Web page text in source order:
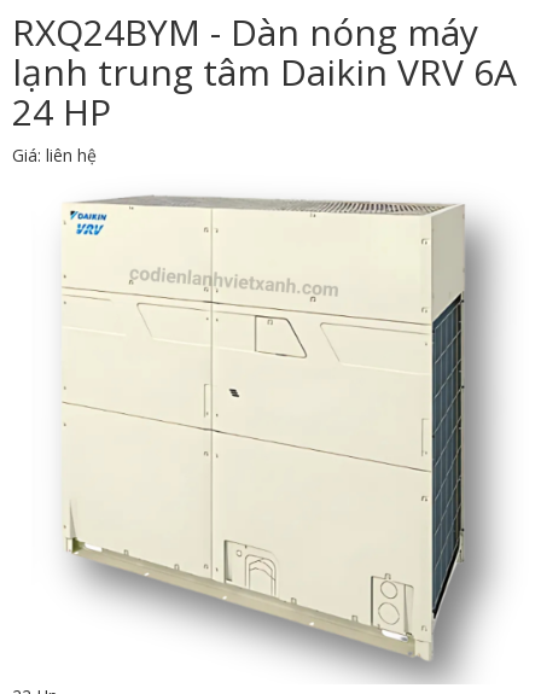
RXQ24BYM - Dàn nóng máy
lạnh trung tâm Daikin VRV 6A
24 HP
Giá: liên hệ